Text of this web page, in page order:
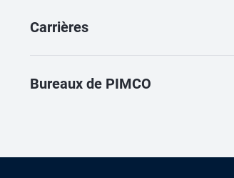
Carrières
Bureaux de PIMCO